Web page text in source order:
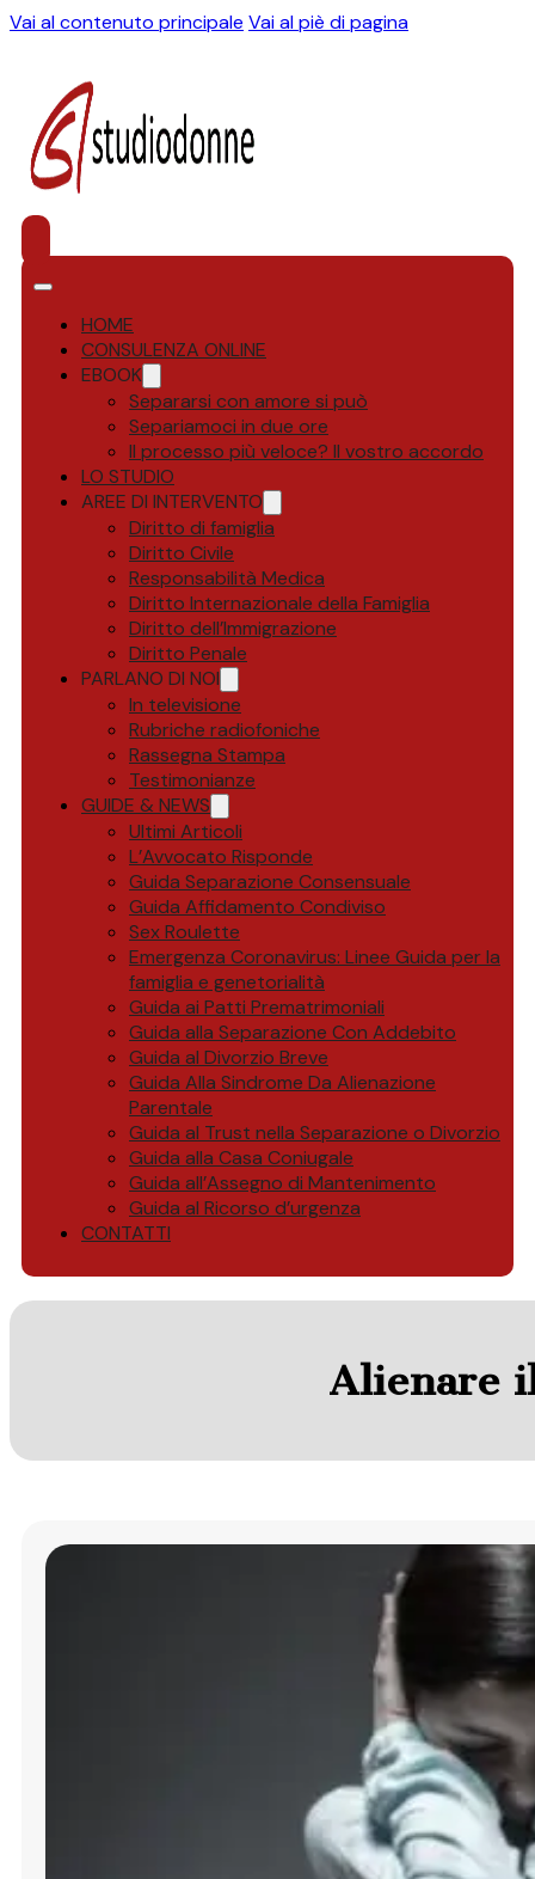
Vai al contenuto principale Vai al piè di pagina
HOME
CONSULENZA ONLINE
EBOOK
Separarsi con amore si può
Separiamoci in due ore
Il processo più veloce? Il vostro accordo
LO STUDIO
AREE DI INTERVENTO
Diritto di famiglia
Diritto Civile
Responsabilità Medica
Diritto Internazionale della Famiglia
Diritto dell’Immigrazione
Diritto Penale
PARLANO DI NOI
In televisione
Rubriche radiofoniche
Rassegna Stampa
Testimonianze
GUIDE & NEWS
Ultimi Articoli
L’Avvocato Risponde
Guida Separazione Consensuale
Guida Affidamento Condiviso
Sex Roulette
Emergenza Coronavirus: Linee Guida per la
famiglia e genetorialità
Guida ai Patti Prematrimoniali
Guida alla Separazione Con Addebito
Guida al Divorzio Breve
Guida Alla Sindrome Da Alienazione
Parentale
Guida al Trust nella Separazione o Divorzio
Guida alla Casa Coniugale
Guida all’Assegno di Mantenimento
Guida al Ricorso d’urgenza
CONTATTI
Alienare